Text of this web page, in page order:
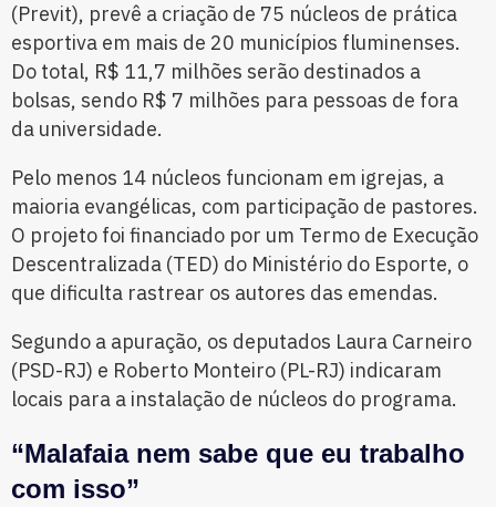
(Previt), prevê a criação de 75 núcleos de prática
esportiva em mais de 20 municípios fluminenses.
Do total, R$ 11,7 milhões serão destinados a
bolsas, sendo R$ 7 milhões para pessoas de fora
da universidade.
Pelo menos 14 núcleos funcionam em igrejas, a
maioria evangélicas, com participação de pastores.
O projeto foi financiado por um Termo de Execução
Descentralizada (TED) do Ministério do Esporte, o
que dificulta rastrear os autores das emendas.
Segundo a apuração, os deputados Laura Carneiro
(PSD-RJ) e Roberto Monteiro (PL-RJ) indicaram
locais para a instalação de núcleos do programa.
“Malafaia nem sabe que eu trabalho
com isso”